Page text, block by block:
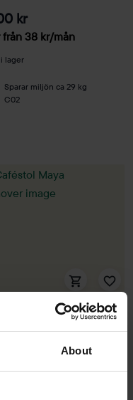
About
kr
från 38 kr/mån
lager
Sparar miljön ca 29 kg
C02
Maya